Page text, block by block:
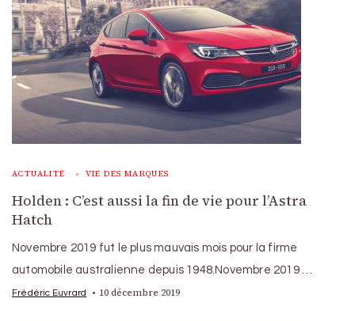
ACTUALITÉ VIE DES MARQUES
Holden : C’est aussi la fin de vie pour l’Astra
Hatch
Novembre 2019 fut le plus mauvais mois pour la firme
automobile australienne depuis 1948.Novembre 2019 …
Frédéric Euvrard 10 décembre 2019